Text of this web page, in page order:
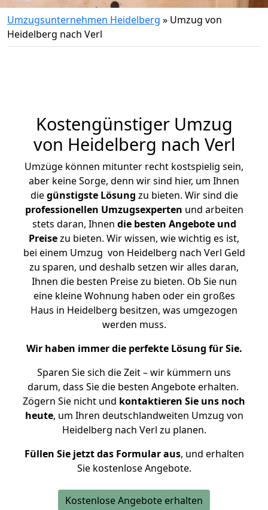
Umzugsunternehmen Heidelberg » Umzug von
Heidelberg nach Verl
Kostengünstiger Umzug
von Heidelberg nach Verl
Umzüge können mitunter recht kostspielig sein,
aber keine Sorge, denn wir sind hier, um Ihnen
diegünstigste Lösung zu bieten. Wir sind die
professionellen Umzugsexperten und arbeiten
stets daran, Ihnen die besten Angebote und
Preisezu bieten. Wir wissen, wie wichtig es ist,
bei einem Umzug von Heidelberg nach Verl Geld
zu sparen, und deshalb setzen wir alles daran,
Ihnen die besten Preise zu bieten. Ob Sie nun
eine kleine Wohnung haben oder ein großes
Haus in Heidelberg besitzen, was umgezogen
werden muss.
Wir haben immer die perfekte Lösung für Sie.
Sparen Sie sich die Zeit – wir kümmern uns
darum, dass Sie die besten Angebote erhalten.
Zögern Sie nicht und kontaktieren Sie uns noch
heute, um Ihren deutschlandweiten Umzug von
Heidelberg nach Verl zu planen.
Füllen Sie jetzt das Formular aus, und erhalten
Sie kostenlose Angebote.
Kostenlose Angebote erhalten